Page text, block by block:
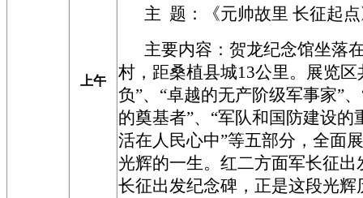
上午
主 题：《元帅故里 长征起
主要内容 ： 贺龙纪念馆坐落
村，距桑植县城13公里。展览
负”、“卓越的无产阶级军事家”
的奠基者”、“军队和国防建设的
活在人民心中”等五部分，全面
光辉的一生。红二方面军长征
长征出发纪念碑，正是这段光辉